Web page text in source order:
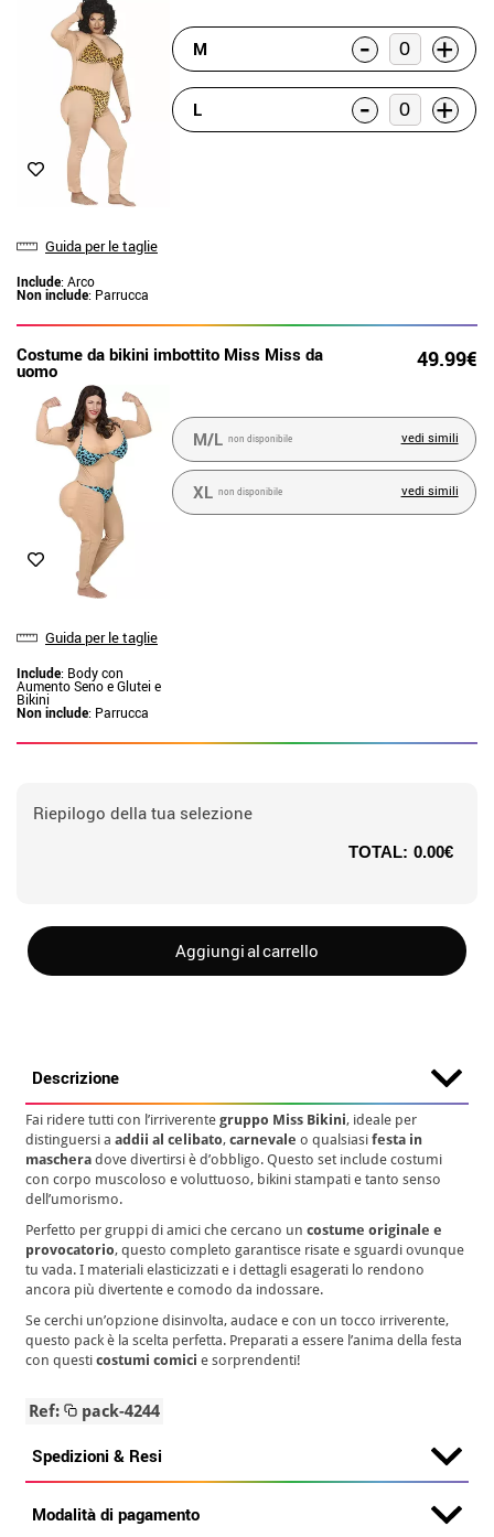
Guida per le taglie
Include: Arco
Non include: Parrucca
M - +
L - +
Costume da bikini imbottito Miss Miss da
uomo 49.99€
Guida per le taglie
Include: Body con
Aumento Seno e Glutei e
Bikini
Non include: Parrucca
M/L non disponibile vedi simili
XL non disponibile vedi simili
Riepilogo della tua selezione
TOTAL: 0.00€
Aggiungi al carrello
Descrizione
Fai ridere tutti con l’irriverentegruppo Miss Bikini, ideale per
distinguersi aaddii al celibato,carnevale o qualsiasifesta in
maschera dove divertirsi è d’obbligo. Questo set include costumi
con corpo muscoloso e voluttuoso, bikini stampati e tanto senso
dell’umorismo.
Perfetto per gruppi di amici che cercano uncostume originale e
provocatorio, questo completo garantisce risate e sguardi ovunque
tu vada. I materiali elasticizzati e i dettagli esagerati lo rendono
ancora più divertente e comodo da indossare.
Se cerchi un’opzione disinvolta, audace e con un tocco irriverente,
questo pack è la scelta perfetta. Preparati a essere l’anima della festa
con questicostumi comici e sorprendenti!
Ref: pack-4244
Spedizioni & Resi
Modalità di pagamento